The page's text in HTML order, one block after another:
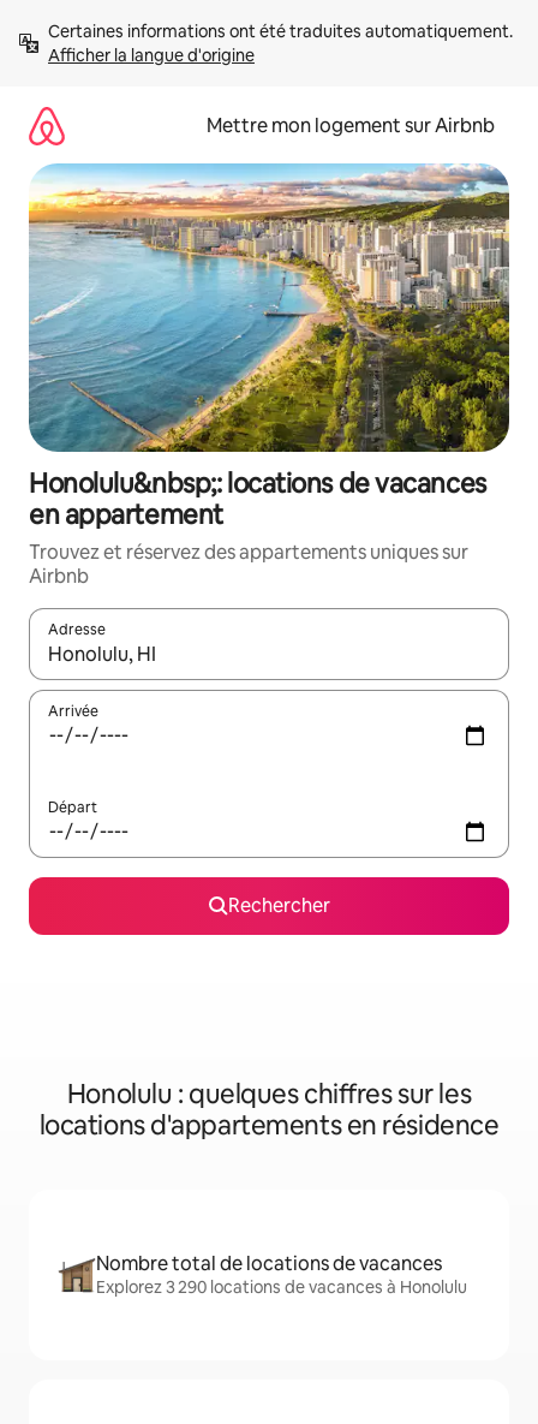
directement
Afficher la langue d'origine
Mettre mon logement sur Airbnb
Honolulu&nbsp;: locations de vacances
en appartement
Trouvez et réservez des appartements uniques sur
Airbnb
Adresse
Lorsque les résultats s'affichent, utilisez les flèches vers le
Arrivée
Départ
Rechercher
Honolulu : quelques chiffres sur les
locations d'appartements en résidence
Nombre total de locations de vacances
Explorez 3 290 locations de vacances à Honolulu